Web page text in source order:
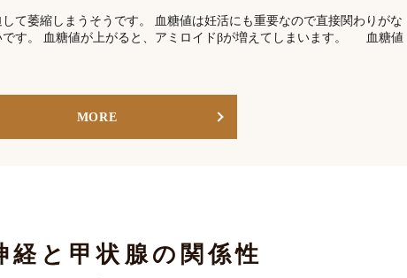
て萎縮しまうそうです。 血糖値は妊活にも重要なので直接関わりがな
です。 血糖値が上がると、アミロイドβが増えてしまいます。 血糖値
MORE
経と甲状腺の関係性